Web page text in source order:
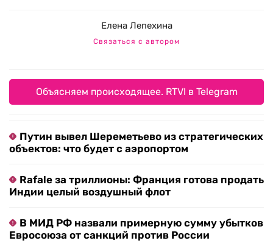
Елена Лепехина
Связаться с автором
Объясняем происходящее. RTVI в Telegram
Путин вывел Шереметьево из стратегических
объектов: что будет с аэропортом
Rafale за триллионы: Франция готова продать
Индии целый воздушный флот
В МИД РФ назвали примерную сумму убытков
Евросоюза от санкций против России